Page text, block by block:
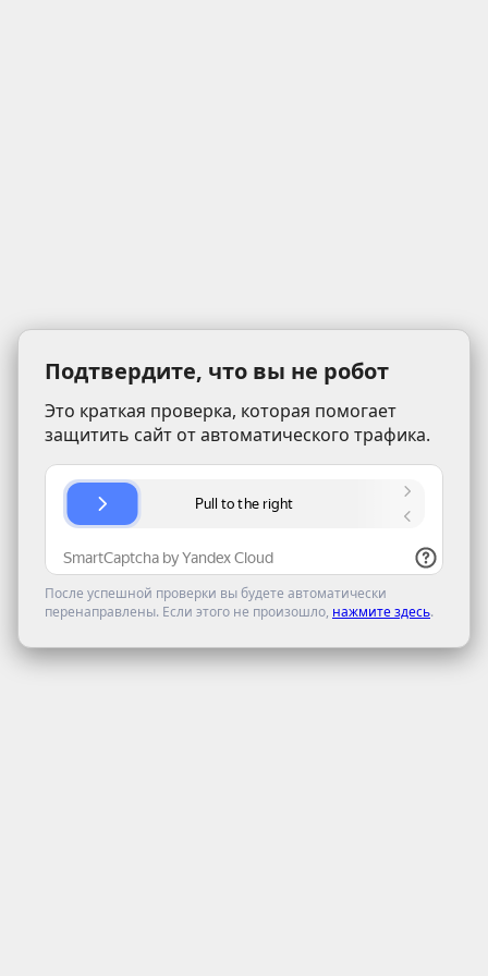
Подтвердите, что вы не робот
Это краткая проверка, которая помогает
защитить сайт от автоматического трафика.
После успешной проверки вы будете автоматически
перенаправлены. Если этого не произошло, нажмите здесь.